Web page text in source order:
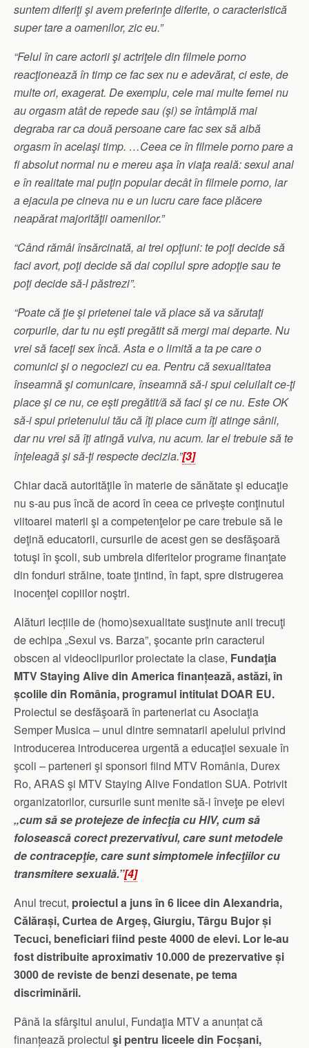
suntem diferiţi şi avem preferinţe diferite, o caracteristică
super tare a oamenilor, zic eu.”
“Felul în care actorii şi actriţele din filmele porno
reacţionează în timp ce fac sex nu e adevărat, ci este, de
multe ori, exagerat. De exemplu, cele mai multe femei nu
au orgasm atât de repede sau (şi) se întâmplă mai
degraba rar ca două persoane care fac sex să aibă
orgasm în acelaşi timp. …Ceea ce în filmele porno pare a
fi absolut normal nu e mereu aşa în viaţa reală: sexul anal
e în realitate mai puţin popular decât în filmele porno, iar
a ejacula pe cineva nu e un lucru care face plăcere
neapărat majorităţii oamenilor.”
“Când rămâi însărcinată, ai trei opţiuni: te poţi decide să
faci avort, poţi decide să dai copilul spre adopţie sau te
poţi decide să-l păstrezi”.
“Poate că ţie şi prietenei tale vă place să va sărutaţi
corpurile, dar tu nu eşti pregătit să mergi mai departe. Nu
vrei să faceţi sex încă. Asta e o limită a ta pe care o
comunici şi o negociezi cu ea. Pentru că sexualitatea
înseamnă şi comunicare, înseamnă să-i spui celuilalt ce-ţi
place şi ce nu, ce eşti pregătit/ă să faci şi ce nu. Este OK
să-i spui prietenului tău că îţi place cum îţi atinge sânii,
dar nu vrei să îţi atingă vulva, nu acum. Iar el trebuie să te
înţeleagă şi să-ţi respecte decizia.”[3]
Chiar dacă autorităţile în materie de sănătate şi educaţie
nu s-au pus încă de acord în ceea ce priveşte conţinutul
viitoarei materii şi a competenţelor pe care trebuie să le
deţină educatorii, cursurile de acest gen se desfăşoară
totuşi în şcoli, sub umbrela diferitelor programe finanţate
din fonduri străine, toate ţintind, în fapt, spre distrugerea
inocenţei copiilor noştri.
Alături lecțiile de (homo)sexualitate susţinute anii trecuţi
de echipa „Sexul vs. Barza”, şocante prin caracterul
obscen al videoclipurilor proiectate la clase, Fundaţia
MTV Staying Alive din America finanțează, astăzi, în
școlile din România, programul intitulat DOAR EU.
Proiectul se desfăşoară în parteneriat cu Asociaţia
Semper Musica – unul dintre semnatarii apelului privind
introducerea introducerea urgentă a educaţiei sexuale în
şcoli – parteneri şi sponsori fiind MTV România, Durex
Ro, ARAS şi MTV Staying Alive Fondation SUA. Potrivit
organizatorilor, cursurile sunt menite să-i înveţe pe elevi
„cum să se protejeze de infecţia cu HIV, cum să
folosească corect prezervativul, care sunt metodele
de contracepţie, care sunt simptomele infecţiilor cu
transmitere sexuală.”[4]
Anul trecut, proiectul a juns în 6 licee din Alexandria,
Călărași, Curtea de Argeș, Giurgiu, Târgu Bujor și
Tecuci, beneficiari fiind peste 4000 de elevi. Lor le-au
fost distribuite aproximativ 10.000 de prezervative și
3000 de reviste de benzi desenate, pe tema
discriminării.
Până la sfârşitul anului, Fundaţia MTV a anunțat că
finanțează proiectul şi pentru liceele din Focșani,